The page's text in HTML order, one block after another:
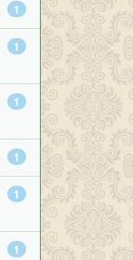
1
1
1
1
1
1